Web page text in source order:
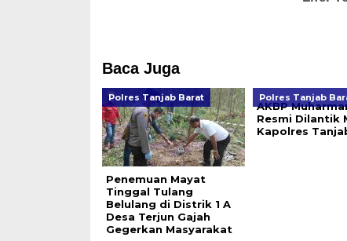
Baca Juga
Polres Tanjab Barat
Penemuan Mayat
Tinggal Tulang
Belulang di Distrik 1 A
Desa Terjun Gajah
Gegerkan Masyarakat
Polres Tanjab
AKBP
Resmi Dilantik
Kapolres